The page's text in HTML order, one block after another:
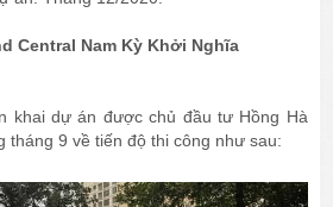
Central Nam Kỳ Khởi Nghĩa
khai dự án được chủ đầu tư Hồng Hà
tháng 9 về tiến độ thi công như sau: